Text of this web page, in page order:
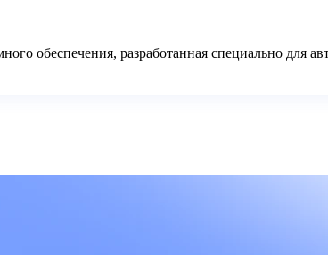
обеспечения, разработанная специально для